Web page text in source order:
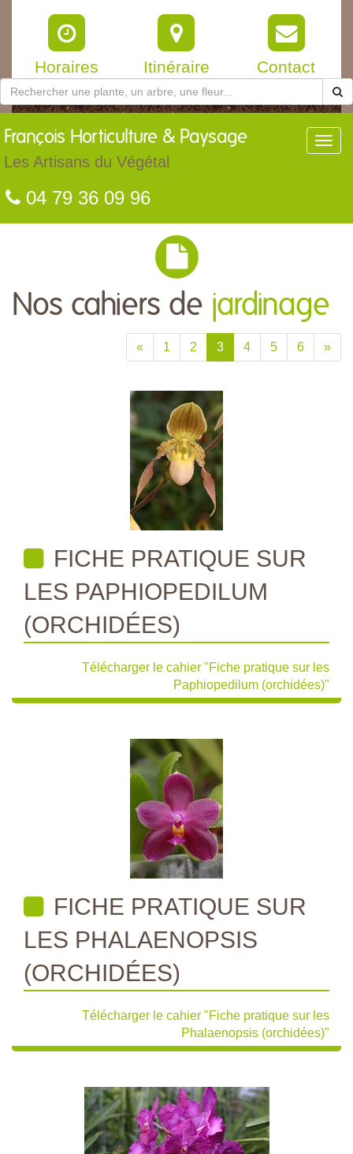
Horaires Itinéraire Contact
François Horticulture & Paysage
Les Artisans du Végétal
04 79 36 09 96
Nos cahiers de jardinage
« 1 2 3 4 5 6 »
FICHE PRATIQUE SUR
LES PAPHIOPEDILUM
(ORCHIDÉES)
Télécharger le cahier "Fiche pratique sur les
Paphiopedilum (orchidées)"
FICHE PRATIQUE SUR
LES PHALAENOPSIS
(ORCHIDÉES)
Télécharger le cahier "Fiche pratique sur les
Phalaenopsis (orchidées)"